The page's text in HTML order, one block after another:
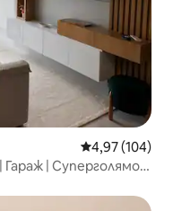
Средна
4,97 (104)
Гараж | Суперголямо